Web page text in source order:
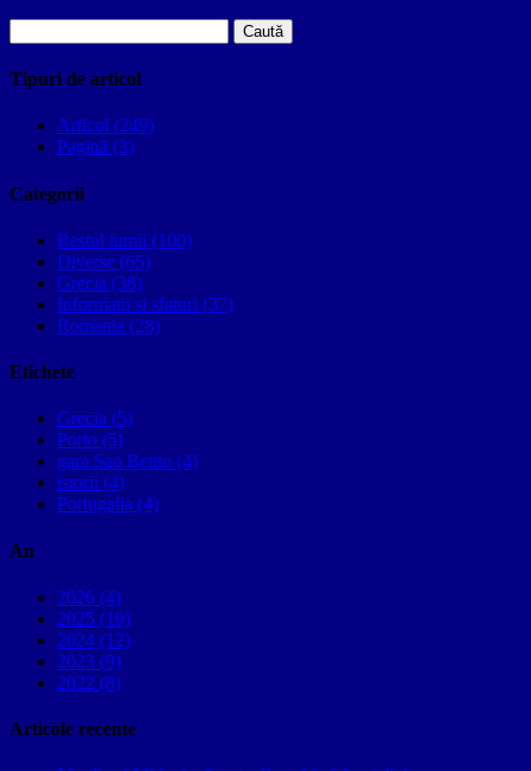
după:
Tipuri de articol
Articol (249)
Pagină (3)
Categorii
Restul lumii (100)
Diverse (65)
Grecia (38)
Informatii si sfaturi (37)
Romania (28)
Etichete
Grecia (5)
Porto (5)
gara Sao Bento (4)
istorii (4)
Portugalia (4)
An
2026 (4)
2025 (10)
2024 (12)
2023 (9)
2022 (8)
Articole recente